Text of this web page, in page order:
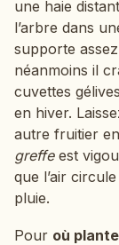
une haie
l’arbre dans
supporte
néanmoins il
cuvettes
en hiver.
autre fruitier
greffeest
que l’air
pluie.
Pour où